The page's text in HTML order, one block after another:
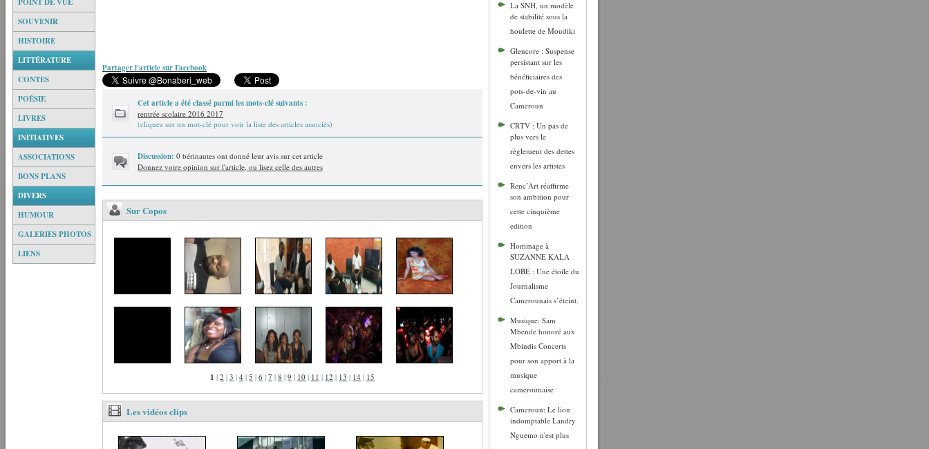
SOUVENIR
HISTOIRE
LITTÉRATURE
CONTES
POÉSIE
LIVRES
INITIATIVES
ASSOCIATIONS
BONS PLANS
DIVERS
HUMOUR
GALERIES PHOTOS
LIENS
Partager l'article sur Facebook
Cet article a été classé parmi les mots-clé suivants :
rentrée scolaire 2016 2017
(cliquez sur un mot-clé pour voir la liste des articles associés)
Discussion: 0 bérinautes ont donné leur avis sur cet article
Donnez votre opinion sur l'article, ou lisez celle des autres
Sur Copos
1 | 2 | 3 | 4 | 5 | 6 | 7 | 8 | 9 | 10 | 11 | 12 | 13 | 14 | 15
Les vidéos clips
La SNH, un modèle
de stabilité sous la
houlette de Moudiki
Glencore : Suspense
persistant sur les
bénéficiaires des
pots-de-vin au
Cameroun
CRTV : Un pas de
plus vers le
règlement des dettes
envers les artistes
Renc’Art réaffirme
son ambition pour
cette cinquième
edition
Hommage à
SUZANNE KALA
LOBE : Une étoile du
Journalisme
Camerounais s’éteint.
Musique: Sam
Mbende honoré aux
Mbindis Concerts
pour son apport à la
musique
camerounaise
Cameroun: Le lion
indomptable Landry
Nguemo n'est plus